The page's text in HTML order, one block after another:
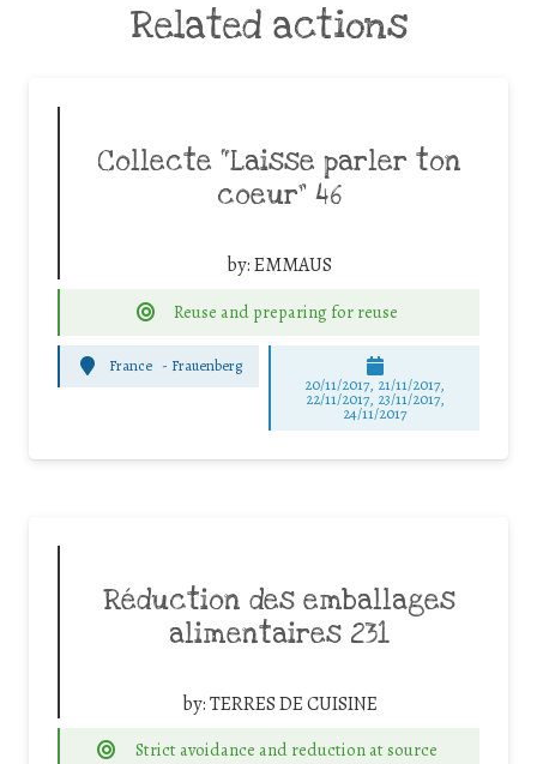
Related actions
Collecte “Laisse parler ton
coeur” 46
by:EMMAUS
Reuse and preparing for reuse
France - Frauenberg
20/11/2017, 21/11/2017,
22/11/2017, 23/11/2017,
24/11/2017
Réduction des emballages
alimentaires 231
by:TERRES DE CUISINE
Strict avoidance and reduction at source